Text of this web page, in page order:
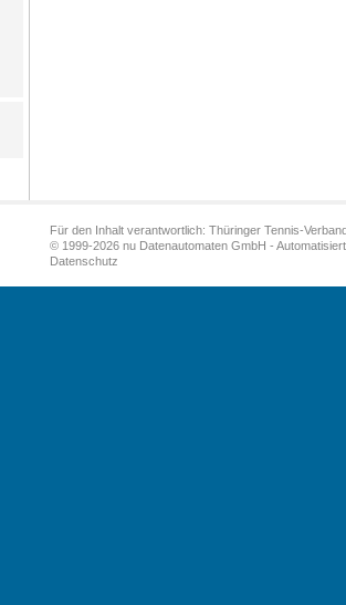
Für den Inhalt verantwortlich: Thüringer Tennis-
© 1999-2026 nu Datenautomaten GmbH -
Datenschutz